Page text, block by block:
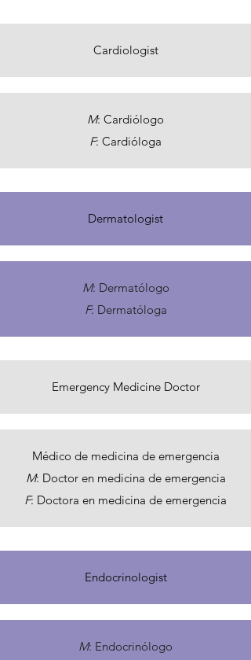
Cardiologist
M: Cardiólogo
F: Cardióloga
Dermatologist
M: Dermatólogo
F: Dermatóloga
Emergency Medicine Doctor
Médico de medicina de emergencia
M: Doctor en medicina de emergencia
F: Doctora en medicina de emergencia
Endocrinologist
M: Endocrinólogo